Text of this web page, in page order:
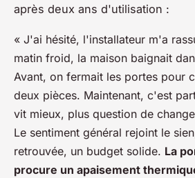
après deux ans d'utilisation :
« J'ai hésité, l'installateur m'a
matin froid, la maison baignait
Avant, on fermait les portes pour
deux pièces. Maintenant, c'est
vit mieux, plus question de
Le sentiment général rejoint le
retrouvée, un budget solide. La
procure un apaisement